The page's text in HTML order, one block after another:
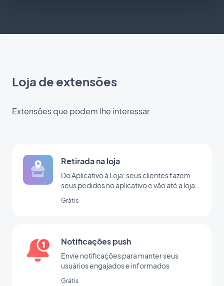
Loja de extensões
Extensões que podem lhe interessar
Retirada na loja
Do Aplicativo à Loja: seus clientes fazem
seus pedidos no aplicativo e vão até a loja
Grátis
Notificações push
Envie notificações para manter seus
usuários engajados e informados
Grátis